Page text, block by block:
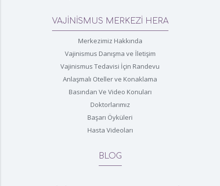
VAJİNİSMUS MERKEZİ HERA
Merkezimiz Hakkında
Vajinismus Danışma ve İletişim
Vajinismus Tedavisi İçin Randevu
Anlaşmalı Oteller ve Konaklama
Basından Ve Video Konuları
Doktorlarımız
Başarı Öyküleri
Hasta Videoları
BLOG